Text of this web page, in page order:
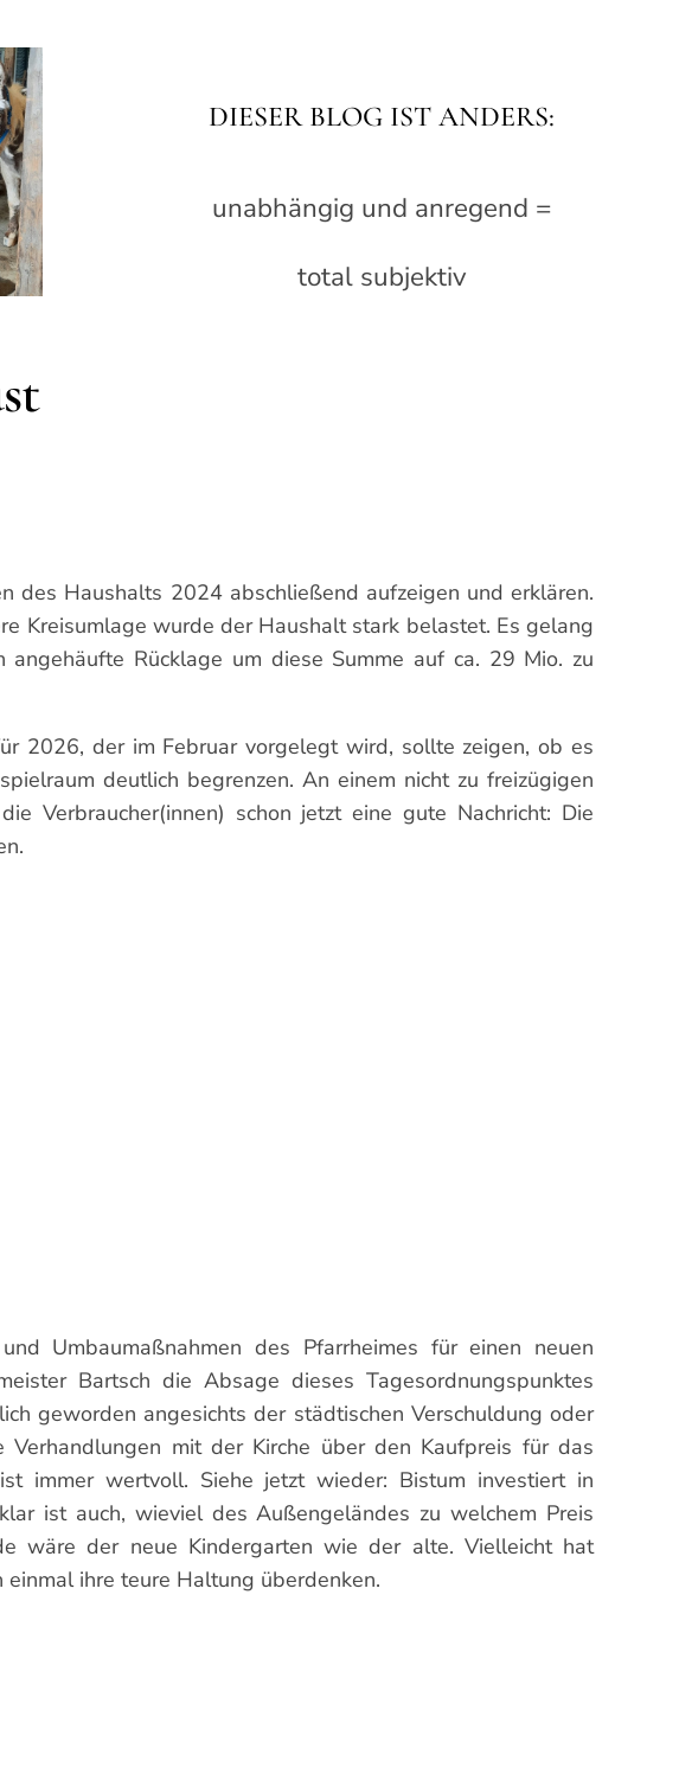
DIESER BLOG IST ANDERS:
unabhängig und anregend =
total subjektiv
des Haushalts 2024 abschließend aufzeigen und erklären.
Kreisumlage wurde der Haushalt stark belastet. Es gelang
Rücklage um diese Summe auf ca. 29 Mio. zu
2026, der im Februar vorgelegt wird, sollte zeigen, ob es
deutlich begrenzen. An einem nicht zu freizügigen
Verbraucher(innen) schon jetzt eine gute Nachricht: Die
Umbaumaßnahmen des Pfarrheimes für einen neuen
Bartsch die Absage dieses Tagesordnungspunktes
geworden angesichts der städtischen Verschuldung oder
mit der Kirche über den Kaufpreis für das
immer wertvoll. Siehe jetzt wieder: Bistum investiert in
ist auch, wieviel des Außengeländes zu welchem Preis
wäre der neue Kindergarten wie der alte. Vielleicht hat
ihre teure Haltung überdenken.